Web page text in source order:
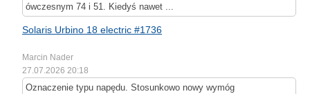
ówczesnym 74 i 51. Kiedyś nawet ...
Solaris Urbino 18 electric #1736
Marcin Nader
27.07.2026 20:18
Oznaczenie typu napędu. Stosunkowo nowy wymóg